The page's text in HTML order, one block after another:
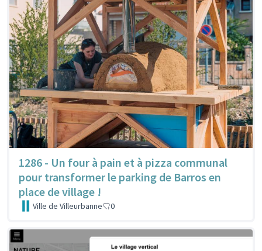
1286 - Un four à pain et à pizza communal
pour transformer le parking de Barros en
place de village !
Ville de Villeurbanne 0